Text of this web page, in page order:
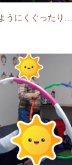
うにくぐったり…